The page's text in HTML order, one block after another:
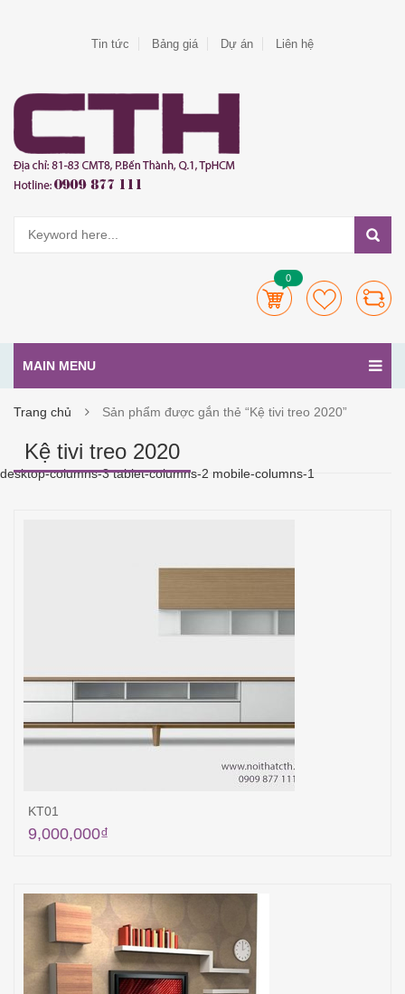
Tin tức Bảng giá Dự án Liên hệ
0
MAIN MENU
Trang chủ Sản phẩm được gắn thẻ “Kệ tivi treo 2020”
Kệ tivi treo 2020
desktop-columns-3 tablet-columns-2 mobile-columns-1
KT01
9,000,000₫